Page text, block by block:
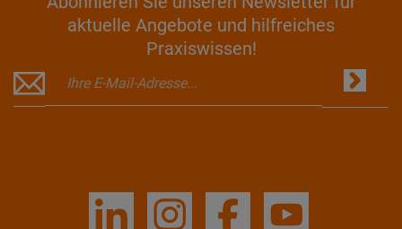
aktuelle Angebote und hilfreiches
Praxiswissen!